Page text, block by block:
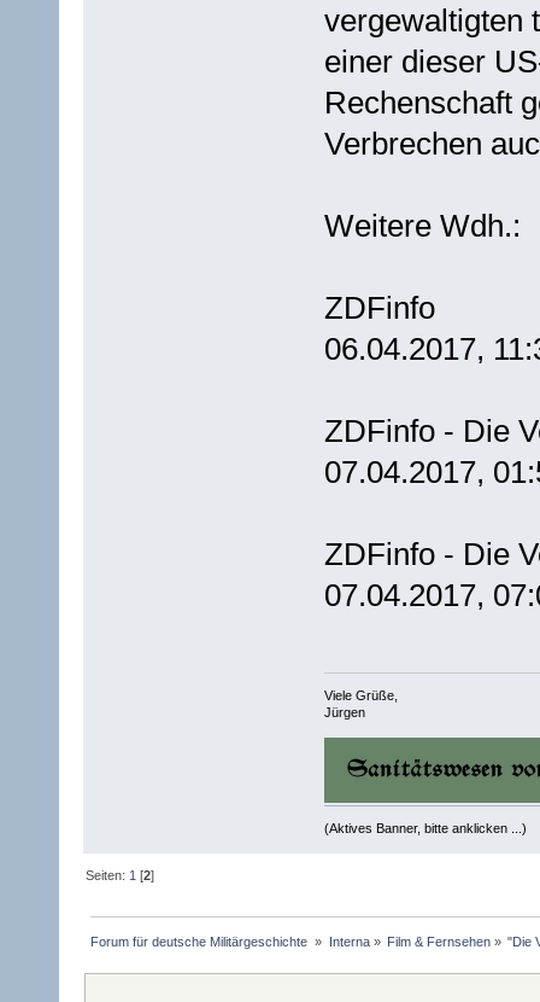
vergewaltigten
einer dieser
Rechenschaft
Verbrechen
Weitere Wdh.:
ZDFinfo
06.04.2017,
ZDFinfo - Die
07.04.2017,
ZDFinfo - Die
07.04.2017,
Viele Grüße,
Jürgen
(Aktives Banner, bitte anklicken ...)
Seiten: 1 [2]
Forum für deutsche Militärgeschichte » Interna» Film & Fernsehen» "Die